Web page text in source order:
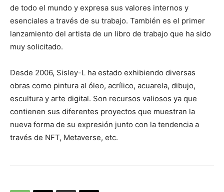
de todo el mundo y expresa sus valores internos y
esenciales a través de su trabajo. También es el primer
lanzamiento del artista de un libro de trabajo que ha sido
muy solicitado.
Desde 2006, Sisley-L ha estado exhibiendo diversas
obras como pintura al óleo, acrílico, acuarela, dibujo,
escultura y arte digital. Son recursos valiosos ya que
contienen sus diferentes proyectos que muestran la
nueva forma de su expresión junto con la tendencia a
través de NFT, Metaverse, etc.